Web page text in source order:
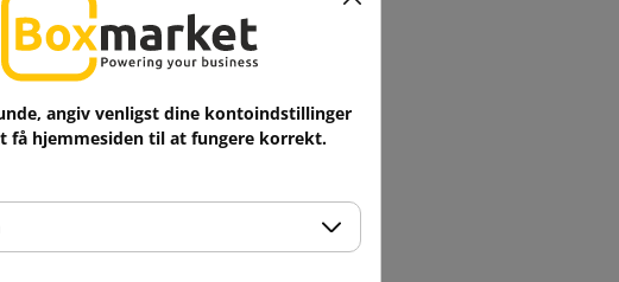
Wrapak
moms
angiv venligst dine kontoindstillinger
få hjemmesiden til at fungere korrekt.